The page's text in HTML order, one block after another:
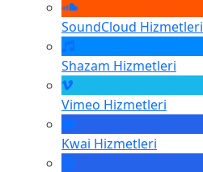
SoundCloud Hizmetleri
Shazam Hizmetleri
Vimeo Hizmetleri
Kwai Hizmetleri